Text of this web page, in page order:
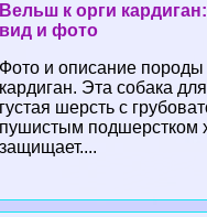
Вельш к opги
вид и фото
Фото и описание породы
кардиган. Эта собака
густая шерсть с
пушистым подшерстком
защищает....